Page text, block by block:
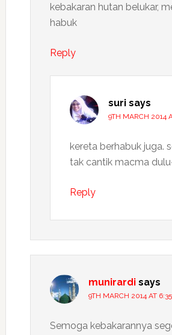
kebakaran hutan belukar,
habuk
Reply
suri says
9TH MARCH 2014
kereta berhabuk juga.
tak cantik macma
Reply
munirardi says
9TH MARCH 2014 AT
Semoga kebakarannya